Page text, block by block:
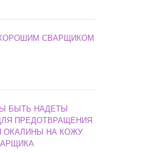
СВАРЩИКОМ
БЫТЬ НАДЕТЫ
ПРЕДОТВРАЩЕНИЯ
ОКАЛИНЫ НА КОЖУ